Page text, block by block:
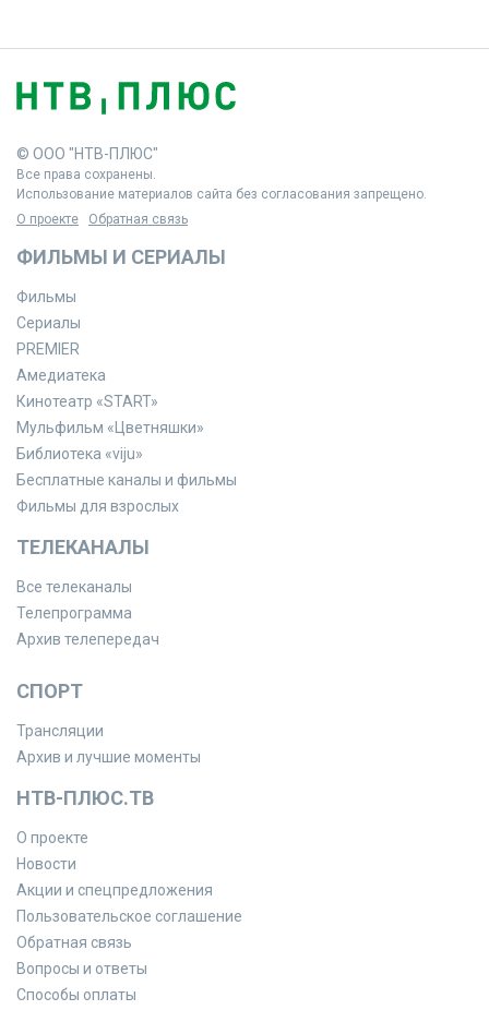
© ООО "НТВ-ПЛЮС"
Все права сохранены.
Использование материалов сайта без согласования запрещено.
О проекте
Обратная связь
ФИЛЬМЫ И СЕРИАЛЫ
Фильмы
Сериалы
PREMIER
Амедиатека
Кинотеатр «START»
Мульфильм «Цветняшки»
Библиотека «viju»
Бесплатные каналы и фильмы
Фильмы для взрослых
ТЕЛЕКАНАЛЫ
Все телеканалы
Телепрограмма
Архив телепередач
СПОРТ
Трансляции
Архив и лучшие моменты
НТВ-ПЛЮС.ТВ
О проекте
Новости
Акции и спецпредложения
Пользовательское соглашение
Обратная связь
Вопросы и ответы
Способы оплаты